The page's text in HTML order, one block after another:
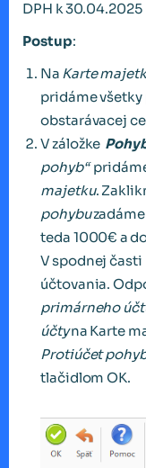
DPH k 30.04.2025
Postup:
Na Karte
pridáme všetky
obstarávacej
V záložke
pohyb“
majetku.
pohybu
teda 1000€ a
V spodnej časti
účtovania.
primárneho
účtyna Karte
Protiúčet
tlačidlom OK.